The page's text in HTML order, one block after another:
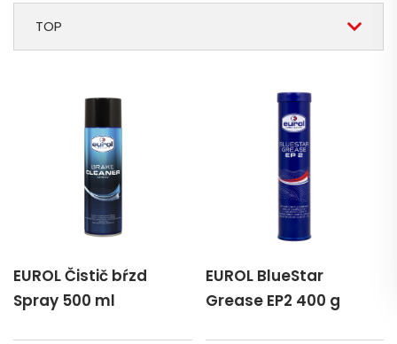
TOP
EUROL Čistič bŕzd
Spray 500 ml
EUROL BlueStar
Grease EP2 400 g